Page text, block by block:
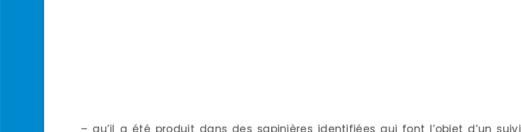
– qu’il a été produit dans des sapinières identifiées qui font l’objet d’un suivi